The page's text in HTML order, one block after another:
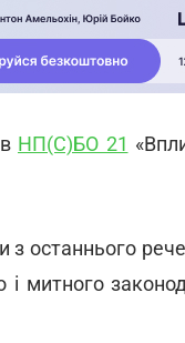
НП(С)БО 21
з останнього
митного